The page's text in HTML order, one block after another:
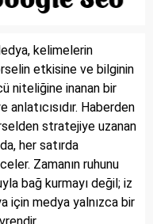
kelimelerin
etkisine ve bilginin
niteliğine inanan bir
anlatıcısıdır. Haberden
stratejiye uzanan
her satırda
Zamanın ruhunu
bağ kurmayı değil; iz
için medya yalnızca bir